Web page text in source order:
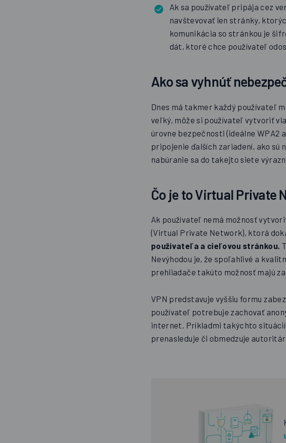
Ak sa používateľ pripája cez
navštevovať len stránky,
komunikácia so stránkou je
dát, ktoré chce používateľ
Ako sa vyhnúť
Dnes má takmer každý používateľ
veľký, môže si používateľ vytvoriť
úrovne bezpečnosti (ideálne WPA2
pripojenie ďalších zariadení, ako
nabúranie sa do takejto siete
Čo je to Virtual Private
Ak používateľ nemá možnosť
(Virtual Private Network), ktorá
používateľa a cieľovou stránkou.
Nevýhodou je, že spoľahlivé a
prehliadače takúto možnosť majú
VPN predstavuje vyššiu formu
používateľ potrebuje zachovať
internet. Príkladmi takýchto
prenasleduje či obmedzuje